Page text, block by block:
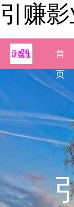
引赚
首
页